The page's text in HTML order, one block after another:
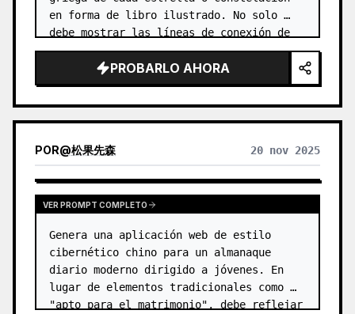
en forma de libro ilustrado. No solo
debe mostrar las líneas de conexión de
la constelación, sino también…
PROBARLO AHORA
POR@松果先森 20 nov 2025
VER PROMPT COMPLETO
Genera una aplicación web de estilo
cibernético chino para un almanaque
diario moderno dirigido a jóvenes. En
lugar de elementos tradicionales como
"apto para el matrimonio", debe reflejar